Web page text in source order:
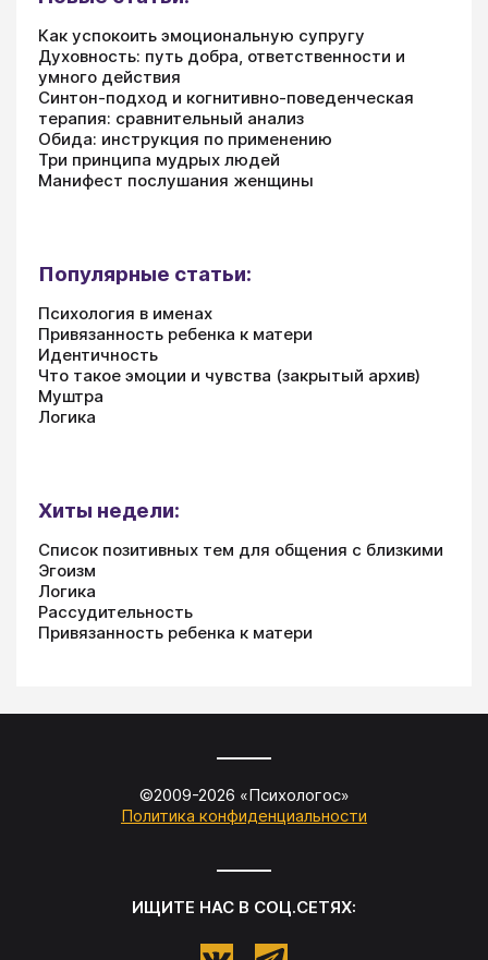
Как успокоить эмоциональную супругу
Духовность: путь добра, ответственности и
умного действия
Синтон-подход и когнитивно-поведенческая
терапия: сравнительный анализ
Обида: инструкция по применению
Три принципа мудрых людей
Манифест послушания женщины
Популярные статьи:
Психология в именах
Привязанность ребенка к матери
Идентичность
Что такое эмоции и чувства (закрытый архив)
Муштра
Логика
Хиты недели:
Список позитивных тем для общения с близкими
Эгоизм
Логика
Рассудительность
Привязанность ребенка к матери
©2009-2026 «Психологос»
Политика конфиденциальности
ИЩИТЕ НАС В СОЦ.СЕТЯХ: